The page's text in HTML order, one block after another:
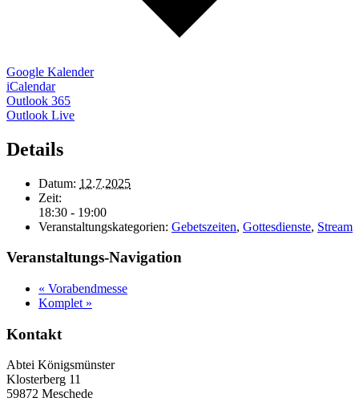
Google Kalender
iCalendar
Outlook 365
Outlook Live
Details
Datum: 12.7.2025
Zeit:
18:30 - 19:00
Veranstaltungskategorien: Gebetszeiten, Gottesdienste, Stream
Veranstaltungs-Navigation
« Vorabendmesse
Komplet »
Kontakt
Abtei Königsmünster
Klosterberg 11
59872 Meschede